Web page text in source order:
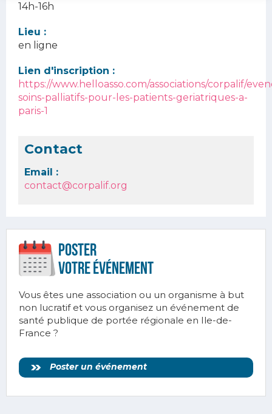
14h-16h
Lieu :
en ligne
Lien d'inscription :
https://www.helloasso.com/associations/corpalif/
soins-palliatifs-pour-les-patients-geriatriques-a-
paris-1
Contact
Email :
contact@corpalif.org
Poster
votre ÉVÉnement
Vous êtes une association ou un organisme à but
non lucratif et vous organisez un événement de
santé publique de portée régionale en Ile-de-
France ?
Poster un événement